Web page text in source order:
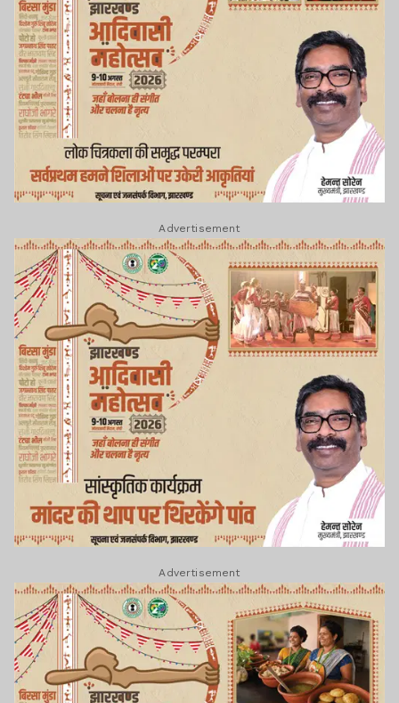
Advertisement
Advertisement